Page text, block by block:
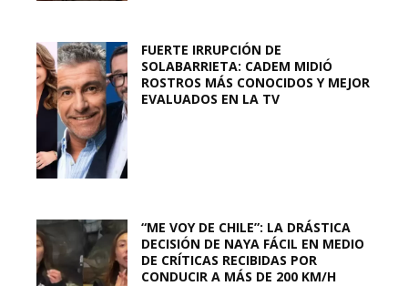
FUERTE IRRUPCIÓN DE
SOLABARRIETA: CADEM MIDIÓ
ROSTROS MÁS CONOCIDOS Y MEJOR
EVALUADOS EN LA TV
“ME VOY DE CHILE”: LA DRÁSTICA
DECISIÓN DE NAYA FÁCIL EN MEDIO
DE CRÍTICAS RECIBIDAS POR
CONDUCIR A MÁS DE 200 KM/H